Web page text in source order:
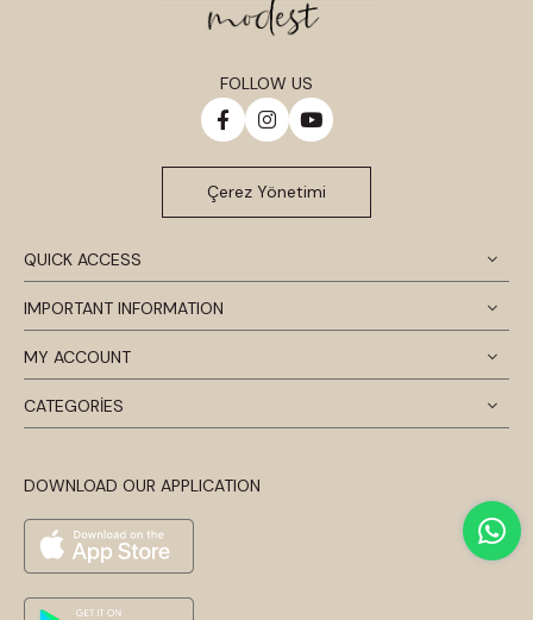
QUICK ACCESS
IMPORTANT INFORMATION
MY ACCOUNT
CATEGORİES
DOWNLOAD OUR APPLICATION
FOLLOW US
Çerez Yönetimi